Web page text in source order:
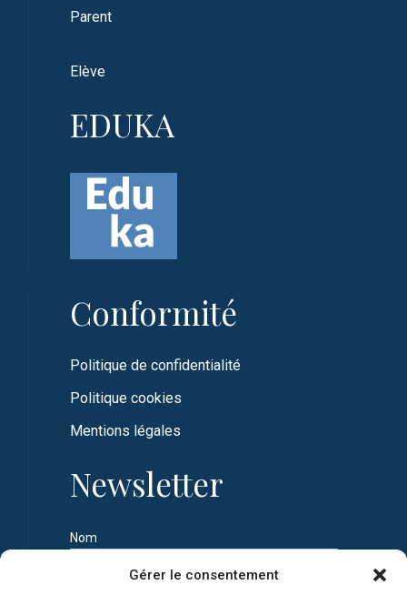
Gérer le consentement
Parent
Elève
EDUKA
Conformité
Politique de confidentialité
Politique cookies
Mentions légales
Newsletter
Nom